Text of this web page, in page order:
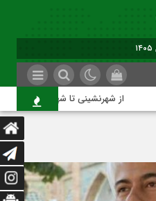
از شهرنشینی تا شهروندی